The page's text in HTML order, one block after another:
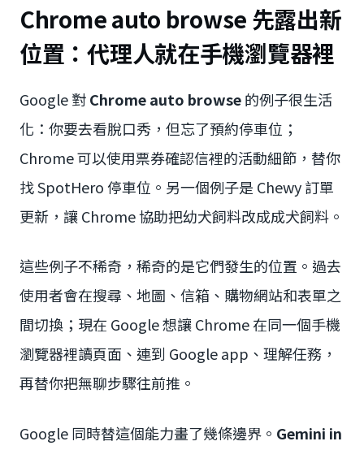
Chrome auto browse 先露出新
位置：代理人就在手機瀏覽器裡
Google 對Chrome auto browse的例子很生活
化：你要去看脫口秀，但忘了預約停車位；
Chrome 可以使用票券確認信裡的活動細節，替你
找 SpotHero 停車位。另一個例子是 Chewy 訂單
更新，讓 Chrome 協助把幼犬飼料改成成犬飼料。
這些例子不稀奇，稀奇的是它們發生的位置。過去
使用者會在搜尋、地圖、信箱、購物網站和表單之
間切換；現在 Google 想讓 Chrome 在同一個手機
瀏覽器裡讀頁面、連到 Google app、理解任務，
再替你把無聊步驟往前推。
Google 同時替這個能力畫了幾條邊界。 Gemini in